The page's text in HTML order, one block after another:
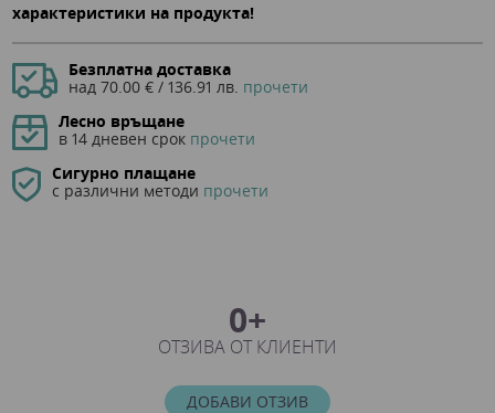
характеристики на продукта!
Безплатна доставка
над 70.00 € / 136.91 лв. прочети
Лесно връщане
в 14 дневен срок прочети
Сигурно плащане
с различни методи прочети
0+
ОТЗИВА ОТ КЛИЕНТИ
ДОБАВИ ОТЗИВ